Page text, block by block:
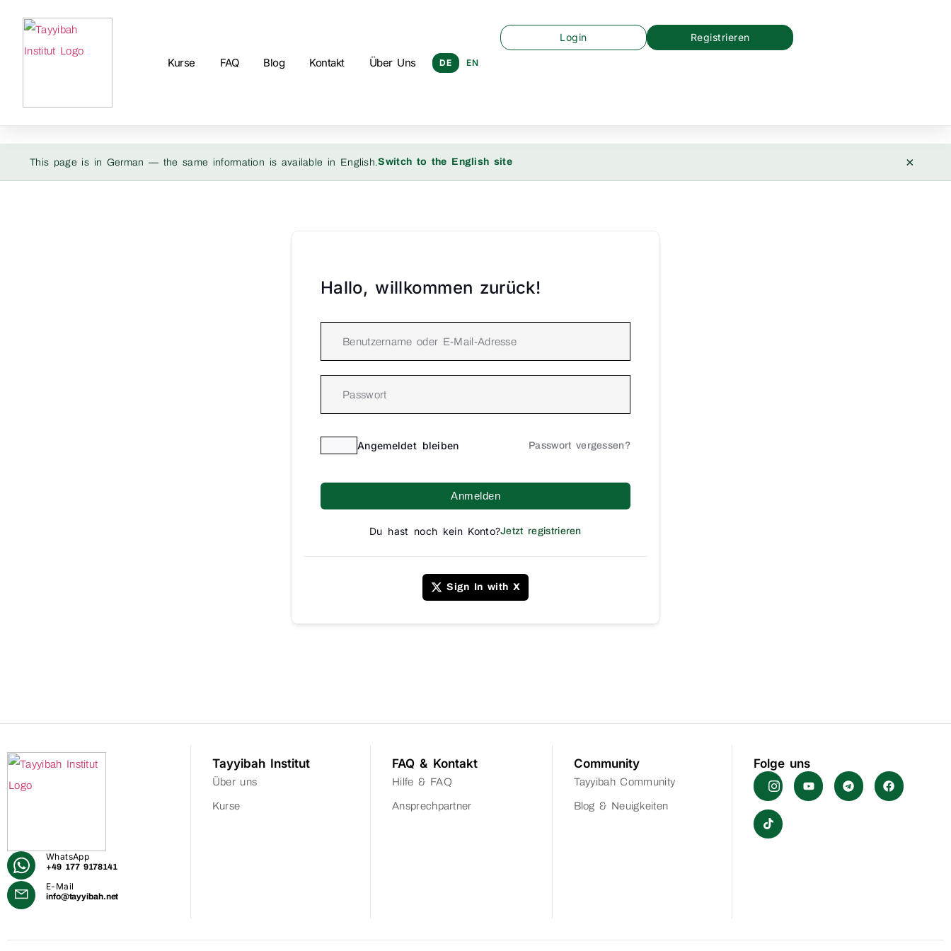
Kurse FAQ Blog Kontakt Über Uns DE EN
Login Registrieren
This page is in German — the same information is available in English.Switch to the English site ×
Hallo, willkommen zurück!
Angemeldet bleiben Passwort vergessen?
Anmelden
Du hast noch kein Konto?Jetzt registrieren
Sign In with X
WhatsApp
+49 177 9178141
E-Mail
info@tayyibah.net
Tayyibah Institut
Über uns
Kurse
FAQ & Kontakt
Hilfe & FAQ
Ansprechpartner
Community
Tayyibah Community
Blog & Neuigkeiten
Folge uns